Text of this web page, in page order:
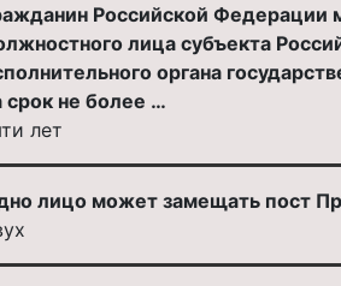
Российской
лица субъекта
органа
срок не более …
лет
лицо может замещать пост